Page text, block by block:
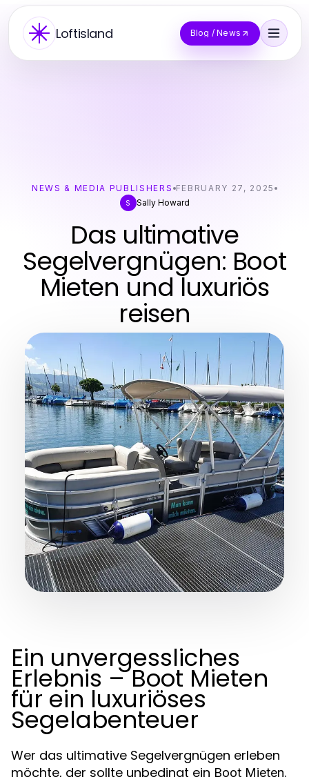
Loftisland Blog / News
NEWS & MEDIA PUBLISHERS FEBRUARY 27, 2025
S
Sally Howard
Das ultimative
Segelvergnügen: Boot
Mieten und luxuriös
reisen
Ein unvergessliches
Erlebnis – Boot Mieten
für ein luxuriöses
Segelabenteuer
Wer das ultimative Segelvergnügen erleben
möchte, der sollte unbedingt ein Boot Mieten.